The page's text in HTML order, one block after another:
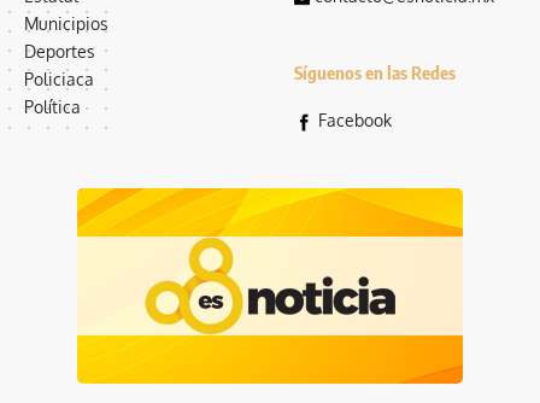
Municipios
Deportes
Policiaca
Política
Síguenos en las Redes
Facebook